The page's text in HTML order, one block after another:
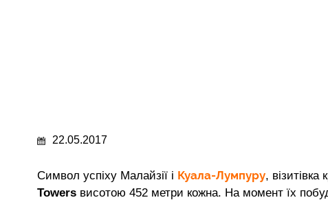
22.05.2017
Символ успіху Малайзії і Куала-Лумпуру,
Towers висотою 452 метри кожна. На момент їх